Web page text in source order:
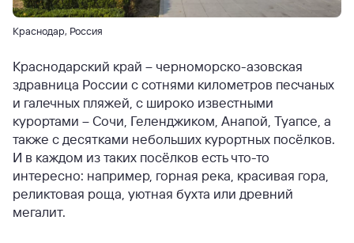
Краснодар, Россия
Краснодарский край – черноморско-азовская
здравница России с сотнями километров песчаных
и галечных пляжей, с широко известными
курортами – Сочи, Геленджиком, Анапой, Туапсе, а
также с десятками небольших курортных посёлков.
И в каждом из таких посёлков есть что-то
интересно: например, горная река, красивая гора,
реликтовая роща, уютная бухта или древний
мегалит.